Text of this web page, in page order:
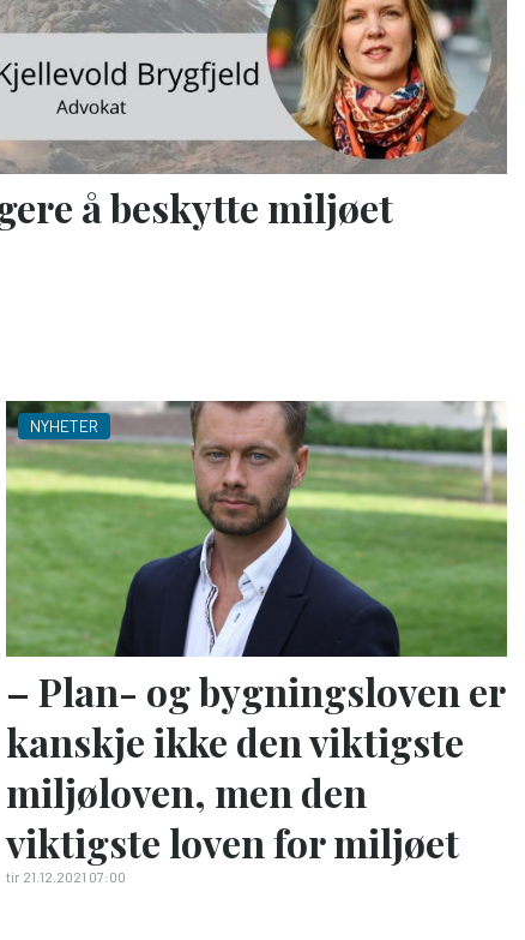
å beskytte miljøet
NYHETER
– Plan- og bygningsloven er
kanskje ikke den viktigste
miljøloven, men den
viktigste loven for miljøet
tir 21.12.2021 07:00